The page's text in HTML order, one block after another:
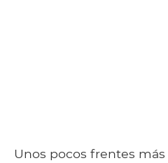
Unos pocos frentes